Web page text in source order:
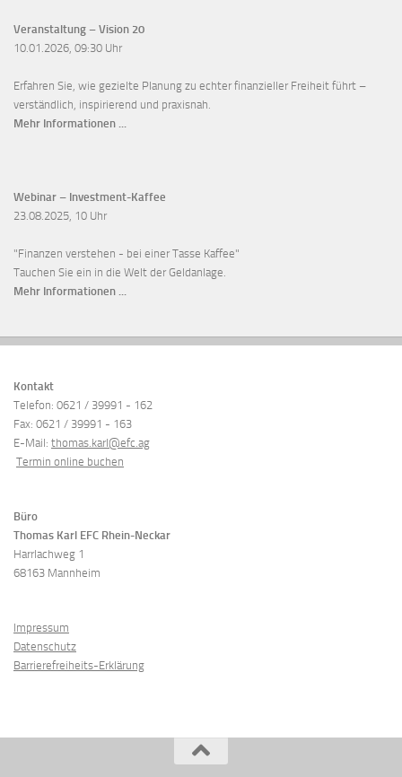
Veranstaltung – Vision 20
10.01.2026, 09:30 Uhr
Erfahren Sie, wie gezielte Planung zu echter finanzieller Freiheit führt –
verständlich, inspirierend und praxisnah.
Mehr Informationen ...
Webinar – Investment-Kaffee
23.08.2025, 10 Uhr
"Finanzen verstehen - bei einer Tasse Kaffee"
Tauchen Sie ein in die Welt der Geldanlage.
Mehr Informationen ...
Kontakt
Telefon: 0621 / 39991 - 162
Fax: 0621 / 39991 - 163
E-Mail: thomas.karl@efc.ag
Termin online buchen
Büro
Thomas Karl EFC Rhein-Neckar
Harrlachweg 1
68163 Mannheim
Impressum
Datenschutz
Barrierefreiheits-Erklärung